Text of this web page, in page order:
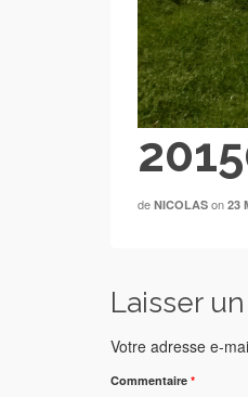
de NICOLAS on 23
Laisser
Votre adresse e-
Commentaire *